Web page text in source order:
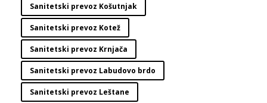
Sanitetski prevoz Košutnjak
Sanitetski prevoz Kotež
Sanitetski prevoz Krnjača
Sanitetski prevoz Labudovo brdo
Sanitetski prevoz Leštane